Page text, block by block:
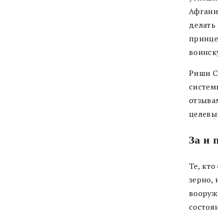
Риши
За и
Те,
зерно,